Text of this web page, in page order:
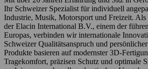
Ihr Schweizer Spezialist für individuell
Industrie, Musik, Motorsport und Freizeit. Als
der Elacin International B.V., einem der
Europas, verbinden wir internationale
Schweizer Qualitätsanspruch und
Produkte basieren auf modernster 3D-
Tragekomfort, präzisen Schutz und optimale